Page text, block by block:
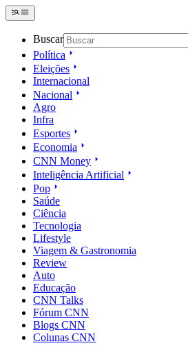
Buscar
Política
Eleições
Internacional
Nacional
Agro
Infra
Esportes
Economia
CNN Money
Inteligência Artificial
Pop
Saúde
Ciência
Tecnologia
Lifestyle
Viagem & Gastronomia
Review
Auto
Educação
CNN Talks
Fórum CNN
Blogs CNN
Colunas CNN